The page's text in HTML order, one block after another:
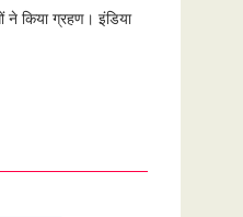
किया ग्रहण। इंडिया